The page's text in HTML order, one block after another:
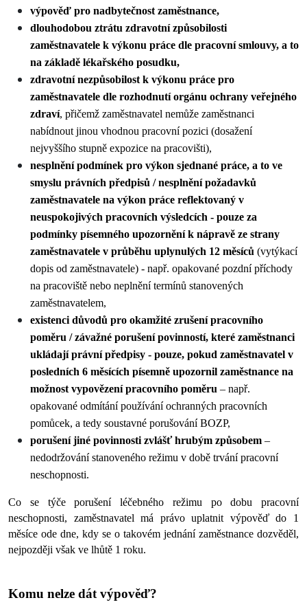
výpověď pro nadbytečnost zaměstnance,
dlouhodobou ztrátu zdravotní způsobilosti
zaměstnavatele k výkonu práce dle pracovní smlouvy, a to
na základě lékařského posudku,
zdravotní nezpůsobilost k výkonu práce pro
zaměstnavatele dle rozhodnutí orgánu ochrany veřejného
zdraví, přičemž zaměstnavatel nemůže zaměstnanci
nabídnout jinou vhodnou pracovní pozici (dosažení
nejvyššího stupně expozice na pracovišti),
nesplnění podmínek pro výkon sjednané práce, a to ve
smyslu právních předpisů / nesplnění požadavků
zaměstnavatele na výkon práce reflektovaný v
neuspokojivých pracovních výsledcích - pouze za
podmínky písemného upozornění k nápravě ze strany
zaměstnavatele v průběhu uplynulých 12 měsíců (vytýkací
dopis od zaměstnavatele) - např. opakované pozdní příchody
na pracoviště nebo neplnění termínů stanovených
zaměstnavatelem,
existenci důvodů pro okamžité zrušení pracovního
poměru / závažné porušení povinností, které zaměstnanci
ukládají právní předpisy - pouze, pokud zaměstnavatel v
posledních 6 měsících písemně upozornil zaměstnance na
možnost vypovězení pracovního poměru – např.
opakované odmítání používání ochranných pracovních
pomůcek, a tedy soustavné porušování BOZP,
porušení jiné povinnosti zvlášť hrubým způsobem –
nedodržování stanoveného režimu v době trvání pracovní
neschopnosti.
Co se týče porušení léčebného režimu po dobu pracovní
neschopnosti, zaměstnavatel má právo uplatnit výpověď do 1
měsíce ode dne, kdy se o takovém jednání zaměstnance dozvěděl,
nejpozději však ve lhůtě 1 roku.
Komu nelze dát výpověď?